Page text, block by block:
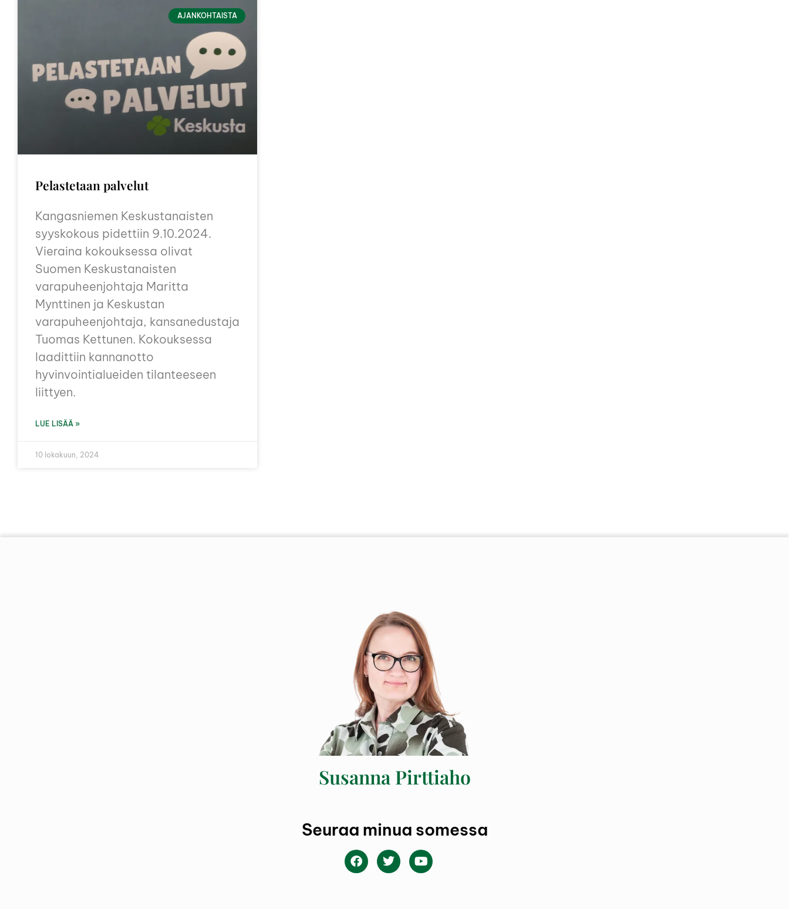
AJANKOHTAISTA
Pelastetaan palvelut
Kangasniemen Keskustanaisten
syyskokous pidettiin 9.10.2024.
Vieraina kokouksessa olivat
Suomen Keskustanaisten
varapuheenjohtaja Maritta
Mynttinen ja Keskustan
varapuheenjohtaja, kansanedustaja
Tuomas Kettunen. Kokouksessa
laadittiin kannanotto
hyvinvointialueiden tilanteeseen
liittyen.
LUE LISÄÄ »
10 lokakuun, 2024
Susanna Pirttiaho
Seuraa minua somessa